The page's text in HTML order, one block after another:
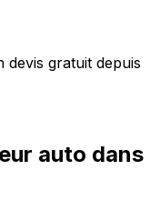
gratuit depuis
auto dans